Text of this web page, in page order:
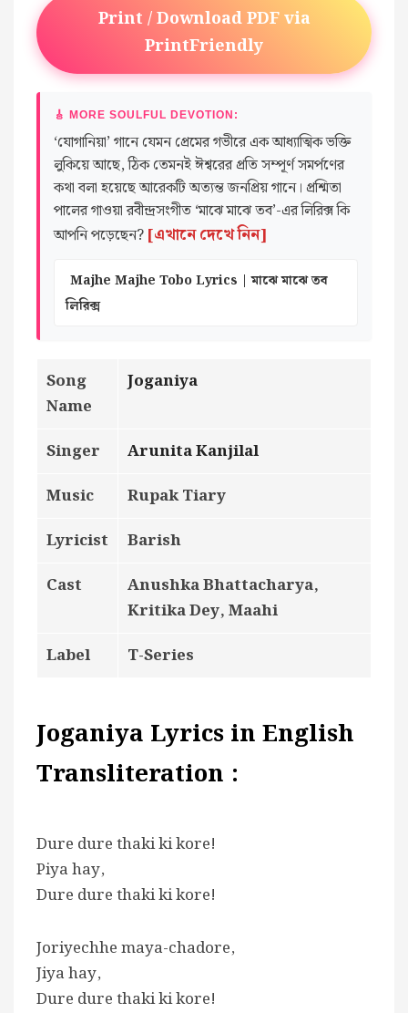
Print / Download PDF via
PrintFriendly
🎸 MORE SOULFUL DEVOTION:
‘যোগানিয়া’ গানে যেমন প্রেমের গভীরে এক আধ্যাত্মিক ভক্তি
লুকিয়ে আছে, ঠিক তেমনই ঈশ্বরের প্রতি সম্পূর্ণ সমর্পণের
কথা বলা হয়েছে আরেকটি অত্যন্ত জনপ্রিয় গানে। প্রশ্মিতা
পালের গাওয়া রবীন্দ্রসংগীত ‘মাঝে মাঝে তব’-এর লিরিক্স কি
আপনি পড়েছেন? [এখানে দেখে নিন]
Majhe Majhe Tobo Lyrics | মাঝে মাঝে তব
লিরিক্স
Song
Name
Joganiya
Singer
Arunita Kanjilal
Music
Rupak Tiary
Lyricist
Barish
Cast
Anushka Bhattacharya,
Kritika Dey, Maahi
Label
T-Series
Joganiya Lyrics in English
Transliteration :
Dure dure thaki ki kore!
Piya hay,
Dure dure thaki ki kore!
Joriyechhe maya-chadore,
Jiya hay,
Dure dure thaki ki kore!